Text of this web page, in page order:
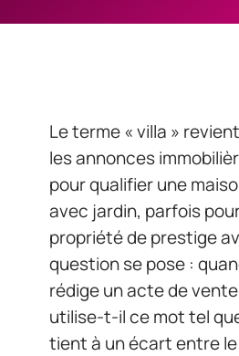
Le terme « villa »
les annonces
pour qualifier une
avec jardin, parfois
propriété de prestige
question se pose :
rédige un acte de
utilise-t-il ce mot tel
tient à un écart entre